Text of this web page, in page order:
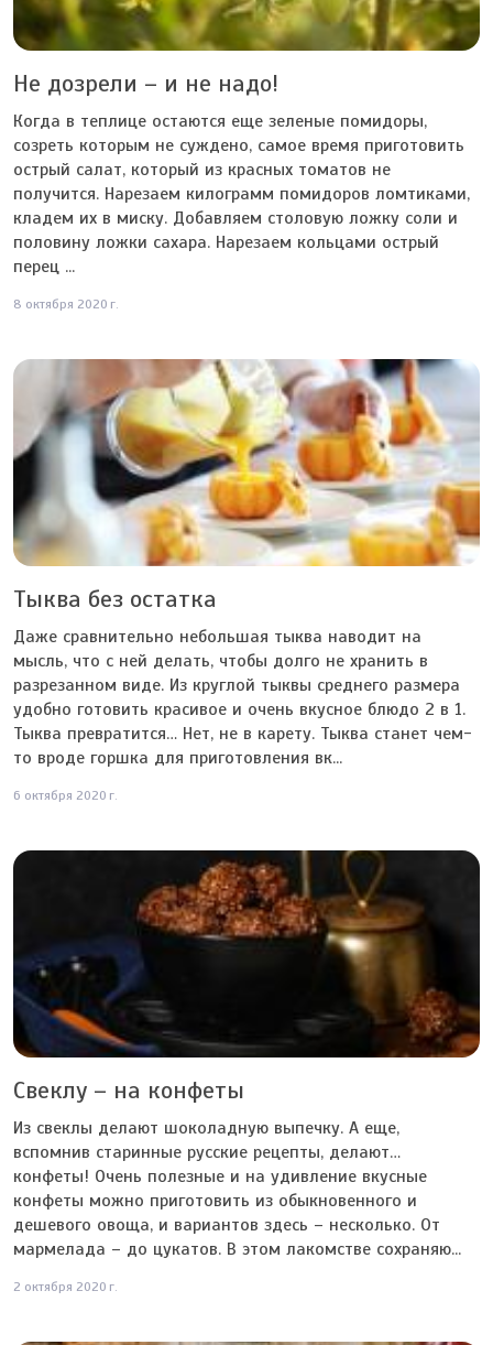
Не дозрели – и не надо!
Когда в теплице остаются еще зеленые помидоры,
созреть которым не суждено, самое время приготовить
острый салат, который из красных томатов не
получится. Нарезаем килограмм помидоров ломтиками,
кладем их в миску. Добавляем столовую ложку соли и
половину ложки сахара. Нарезаем кольцами острый
перец ...
8 октября 2020 г.
Тыква без остатка
Даже сравнительно небольшая тыква наводит на
мысль, что с ней делать, чтобы долго не хранить в
разрезанном виде. Из круглой тыквы среднего размера
удобно готовить красивое и очень вкусное блюдо 2 в 1.
Тыква превратится… Нет, не в карету. Тыква станет чем-
то вроде горшка для приготовления вк...
6 октября 2020 г.
Свеклу – на конфеты
Из свеклы делают шоколадную выпечку. А еще,
вспомнив старинные русские рецепты, делают…
конфеты! Очень полезные и на удивление вкусные
конфеты можно приготовить из обыкновенного и
дешевого овоща, и вариантов здесь – несколько. От
мармелада – до цукатов. В этом лакомстве сохраняю...
2 октября 2020 г.